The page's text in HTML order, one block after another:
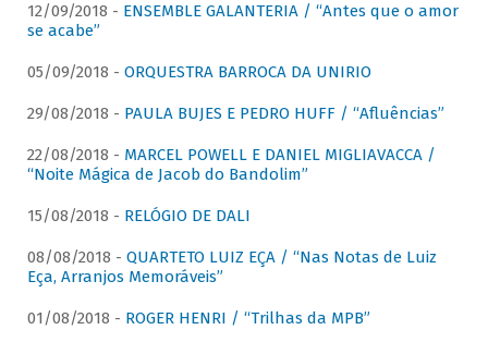
12/09/2018 - ENSEMBLE GALANTERIA / “Antes que o amor
se acabe”
05/09/2018 - ORQUESTRA BARROCA DA UNIRIO
29/08/2018 - PAULA BUJES E PEDRO HUFF / “Afluências”
22/08/2018 - MARCEL POWELL E DANIEL MIGLIAVACCA /
“Noite Mágica de Jacob do Bandolim”
15/08/2018 - RELÓGIO DE DALI
08/08/2018 - QUARTETO LUIZ EÇA / “Nas Notas de Luiz
Eça, Arranjos Memoráveis”
01/08/2018 - ROGER HENRI / “Trilhas da MPB”